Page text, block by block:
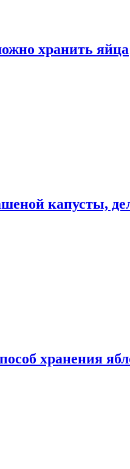
хранить яйца
капусты,
хранения